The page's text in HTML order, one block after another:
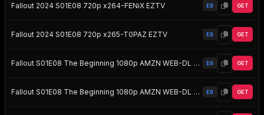
Fallout 2024 S01E08 720p x264-FENiX EZTV E8 GET
Fallout 2024 S01E08 720p x265-T0PAZ EZTV E8 GET
Fallout S01E08 The Beginning 1080p AMZN WEB-DL DDP5 1 H 264-NTb EZTV E8 GET
Fallout S01E08 The Beginning 1080p AMZN WEB-DL DDP5 1 Atmos H 264-FLUX EZTV E8 GET